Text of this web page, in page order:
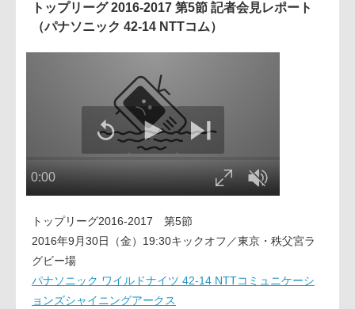
トップリーグ 2016-2017 第5節 記者会見レポート
（パナソニック 42-14 NTTコム）
トップリーグ2016-2017 第5節
2016年9月30日（金）19:30キックオフ／東京・秩父宮ラ
グビー場
パナソニック ワイルドナイツ 42-14 NTTコミュニケーシ
ョンズシャイニングアークス